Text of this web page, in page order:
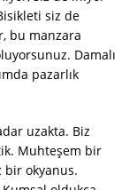
siz de
bu manzara
Damalı
pazarlık
uzakta. Biz
Muhteşem bir
bir okyanus.